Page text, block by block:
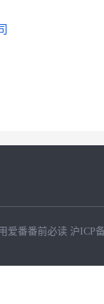
爱番番前必读 沪ICP